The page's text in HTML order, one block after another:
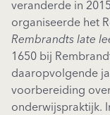
veranderde in
organiseerde het
Rembrandts late
1650 bij
daaropvolgende
voorbereiding
onderwijspraktijk.